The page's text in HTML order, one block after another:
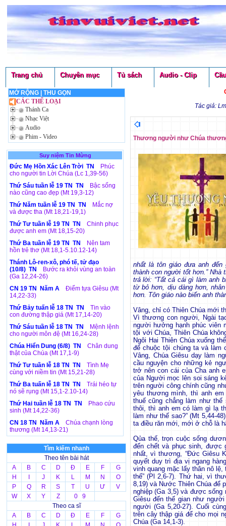
Trang chủ Chuyên mục Tủ sách Audio - Clip
MỞ RỘNG| THU GỌN
CÁC THỂ LOẠI
Thánh Ca
Nhạc Việt
Audio
Phim - Video
Suy niệm Tin Mừng
Đức Mẹ Hồn Xác Lên Trời TN
Phúc
cho người tin Lời Chúa (Lc 1,39-56)
Thứ Sáu tuần lễ 19 TN TN
Bậc sống
nào cũng cao đẹp (Mt 19,3-12)
Thứ Năm tuần lễ 19 TN TN
Mắc nợ
và được tha (Mt 18,21-19,1)
Thứ Tư tuần lễ 19 TN TN
Chinh phục
được anh em (Mt 18,15-20)
Thứ Ba tuần lễ 19 TN TN
Nên tam
hồn trẻ thơ (Mt 18,1-5.10.12-14)
Thánh Lô-ren-xô, phó tế, tử đạo
(10/8) TN
Bước ra khỏi vùng an toàn
(Ga 12,24-26)
CN 19 TN Năm A
Điểm tựa Giêsu (Mt
14,22-33)
Thứ Bảy tuấn lễ 18 TN TN
Tin vào
con đường thập giá (Mt 17,14-20)
Thứ Sáu tuần lễ 18 TN TN
Mệnh lệnh
cho người môn đệ (Mt 16,24-28)
Chúa Hiển Dung (6/8) TN
Chân dung
thật của Chúa (Mt 17,1-9)
Thứ Tư tuần lễ 18 TN TN
Tình Mẹ
cùng với niềm tin (Mt 15,21-28)
Thứ Ba tuấn lễ 18 TN TN
Trái héo tự
nó sẽ rụng (Mt 15,1-2.10-14)
Thứ Hai tuần lễ 18 TN TN
Phao cứu
sinh (Mt 14,22-36)
CN 18 TN Năm A
Chúa chạnh lòng
thương (Mt 14,13-21)
Tìm kiếm nhanh
Theo tên bài hát
A
B C D Đ E F
G
H
J K L M N
O
P
Q R S T U Ư
V
W
X Y Z
0 9
Theo ca sĩ
A
B C D Đ E F
G
Tác giả:
Thương người như Chúa
nhất là tôn giáo đưa anh
thành con người tốt hơn.” Nhà
trả lời: “Tất cả cái gì làm anh
từ bỏ hơn, dịu dàng hơn,
hơn. Tôn giáo nào biến anh
Vâng, chỉ có Thiên Chúa mới
Vì thương con người, Ngài
người hưởng hạnh phúc viên
tội với Chúa, Thiên Chúa
Ngôi Hai Thiên Chúa xuống
để chuộc tội chúng ta và
Vâng, Chúa Giêsu dạy làm
cầu nguyện cho những kẻ
trở nên con cái của Cha anh
của Người mọc lên soi sáng
trên người công chính cũng
yêu thương mình, thì anh
thuế cũng chẳng làm như
thôi, thì anh em có làm gì lạ
làm như thế sao?” (Mt 5,44-
ta điều răn mới, mới ở chỗ là
Qủa thế, trọn cuộc sống
đến chết và phục sinh, được
nhất, vì thương, “Đức Giêsu
quyết duy trì địa vị ngang
vinh quang mặc lấy thân nô
thế” (Pl 2,6-7). Thứ hai, vì
8,19) và Nước Thiên Chúa để
nghiệp (Ga 3,5) và được
Giêsu đến thế gian như
người (Ga 5,20-27). Cuối
trên cây thập giá để cho mọi
Chúa (Ga 14,1-3).